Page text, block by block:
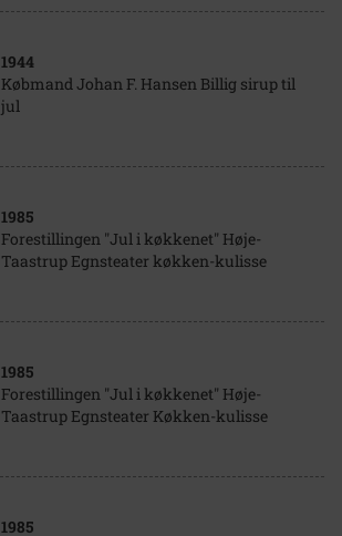
1944
Købmand Johan F. Hansen Billig sirup til
jul
1985
Forestillingen "Jul i køkkenet" Høje-
Taastrup Egnsteater køkken-kulisse
1985
Forestillingen "Jul i køkkenet" Høje-
Taastrup Egnsteater Køkken-kulisse
1985